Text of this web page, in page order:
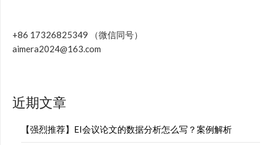
+86 17326825349 （微信同号）
aimera2024@163.com
近期文章
【强烈推荐】EI会议论文的数据分析怎么写？案例解析